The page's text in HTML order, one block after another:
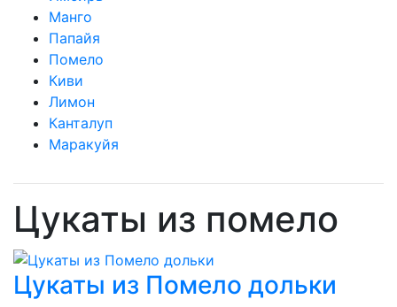
Манго
Папайя
Помело
Киви
Лимон
Канталуп
Маракуйя
Цукаты из помело
Цукаты из Помело дольки